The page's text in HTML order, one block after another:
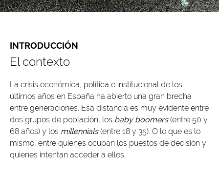
INTRODUCCIÓN
El contexto
La crisis económica, política e institucional de los
últimos años en España ha abierto una gran brecha
entre generaciones. Esa distancia es muy evidente entre
dos grupos de población, los baby boomers(entre 50 y
68 años) y los millennials(entre 18 y 35). O lo que es lo
mismo, entre quienes ocupan los puestos de decisión y
quienes intentan acceder a ellos.